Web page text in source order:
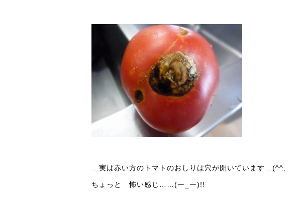
…実は赤い方のトマトのおしりは穴が開いています…(^^;
ちょっと 怖い感じ……(ー_ー)!!